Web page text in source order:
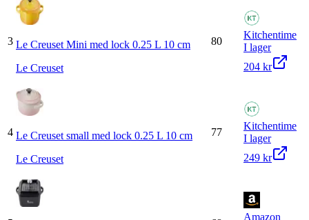
3 Le Creuset Mini med lock 0.25 L 10 cm
Le Creuset
80
Kitchentime
I lager
204 kr
4 Le Creuset small med lock 0.25 L 10 cm
Le Creuset
77
Kitchentime
I lager
249 kr
Amazon